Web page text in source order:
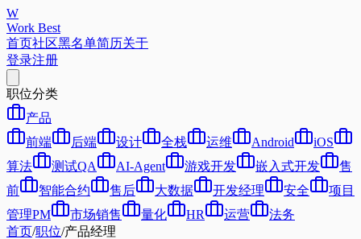
W
Work Best
首页社区黑名单简历关于
登录注册
职位分类
产品
前端
后端 设计 全栈 运维 Android
iOS
算法
测试QA AI-Agent 游戏开发 嵌入式开发
售
前
智能合约 售后 大数据 开发经理 安全
项目
管理PM
市场销售 量化 HR 运营
法务
首页/职位/产品经理